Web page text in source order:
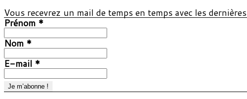
Vous recevrez un mail de temps en temps avec les
Prénom *
Nom *
E-mail *